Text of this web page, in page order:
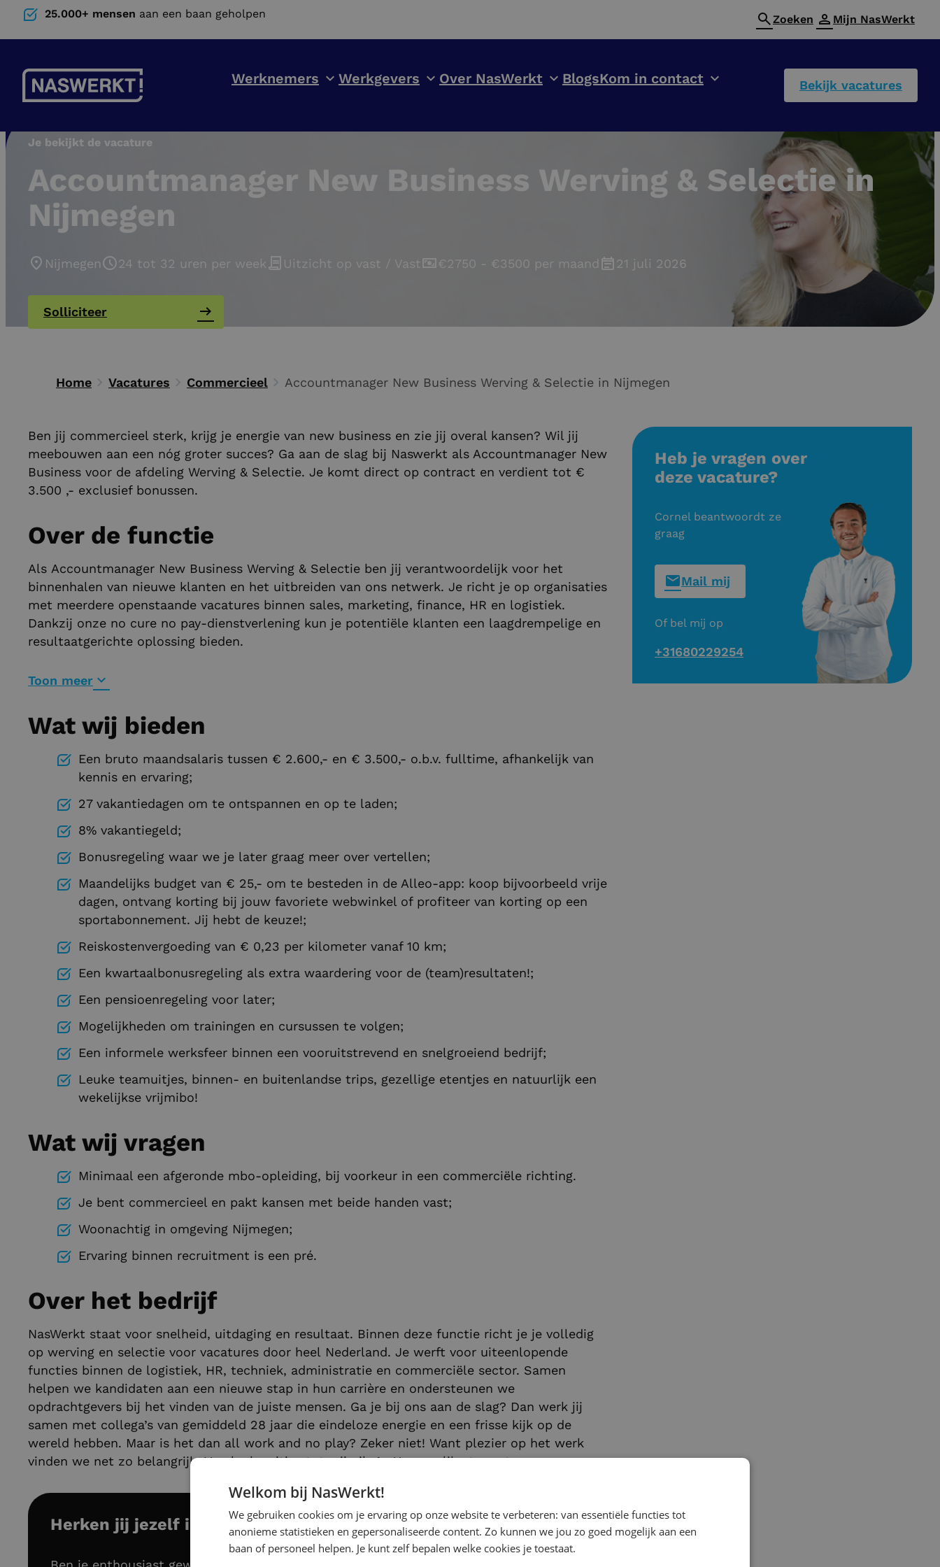
25.000+ mensen aan een baan geholpen Zoeken Mijn NasWerkt
Werknemers Werkgevers Over NasWerkt BlogsKom in contact Bekijk vacatures
Je bekijkt de vacature
Accountmanager New Business Werving & Selectie in
Nijmegen
Nijmegen 24 tot 32 uren per week Uitzicht op vast / Vast €2750 - €3500 per maand 21 juli 2026
Solliciteer
Home Vacatures Commercieel Accountmanager New Business Werving & Selectie in Nijmegen
Ben jij commercieel sterk, krijg je energie van new business en zie jij overal kansen? Wil jij
meebouwen aan een nóg groter succes? Ga aan de slag bij Naswerkt als Accountmanager New
Business voor de afdeling Werving & Selectie. Je komt direct op contract en verdient tot €
3.500 ,- exclusief bonussen.
Over de functie
Als Accountmanager New Business Werving & Selectie ben jij verantwoordelijk voor het
binnenhalen van nieuwe klanten en het uitbreiden van ons netwerk. Je richt je op organisaties
met meerdere openstaande vacatures binnen sales, marketing, finance, HR en logistiek.
Dankzij onze no cure no pay-dienstverlening kun je potentiële klanten een laagdrempelige en
resultaatgerichte oplossing bieden.
Toon meer
Wat wij bieden
Een bruto maandsalaris tussen € 2.600,- en € 3.500,- o.b.v. fulltime, afhankelijk van
kennis en ervaring;
27 vakantiedagen om te ontspannen en op te laden;
8% vakantiegeld;
Bonusregeling waar we je later graag meer over vertellen;
Maandelijks budget van € 25,- om te besteden in de Alleo-app: koop bijvoorbeeld vrije
dagen, ontvang korting bij jouw favoriete webwinkel of profiteer van korting op een
sportabonnement. Jij hebt de keuze!;
Reiskostenvergoeding van € 0,23 per kilometer vanaf 10 km;
Een kwartaalbonusregeling als extra waardering voor de (team)resultaten!;
Een pensioenregeling voor later;
Mogelijkheden om trainingen en cursussen te volgen;
Een informele werksfeer binnen een vooruitstrevend en snelgroeiend bedrijf;
Leuke teamuitjes, binnen- en buitenlandse trips, gezellige etentjes en natuurlijk een
wekelijkse vrijmibo!
Wat wij vragen
Minimaal een afgeronde mbo-opleiding, bij voorkeur in een commerciële richting.
Je bent commercieel en pakt kansen met beide handen vast;
Woonachtig in omgeving Nijmegen;
Ervaring binnen recruitment is een pré.
Over het bedrijf
NasWerkt staat voor snelheid, uitdaging en resultaat. Binnen deze functie richt je je volledig
op werving en selectie voor vacatures door heel Nederland. Je werft voor uiteenlopende
functies binnen de logistiek, HR, techniek, administratie en commerciële sector. Samen
helpen we kandidaten aan een nieuwe stap in hun carrière en ondersteunen we
opdrachtgevers bij het vinden van de juiste mensen. Ga je bij ons aan de slag? Dan werk jij
samen met collega’s van gemiddeld 28 jaar die eindeloze energie en een frisse kijk op de
wereld hebben. Maar is het dan all work and no play? Zeker niet! Want plezier op het werk
vinden we net zo belangrijk. Van leuke uitjes tot vrijmibo’s. Yes, we like to party.
Herken jij jezelf in deze functie?
Heb je vragen over
deze vacature?
Cornel beantwoordt ze
graag
Mail mij
Of bel mij op
+31680229254
Welkom bij NasWerkt!
We gebruiken cookies om je ervaring op onze website te verbeteren: van essentiële functies tot
anonieme statistieken en gepersonaliseerde content. Zo kunnen we jou zo goed mogelijk aan een
baan of personeel helpen. Je kunt zelf bepalen welke cookies je toestaat.